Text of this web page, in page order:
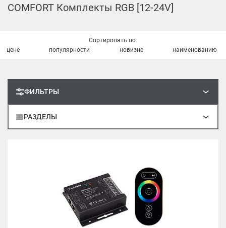
COMFORT Комплекты RGB [12-24V]
РАЗДЕЛЫ
ФИЛЬТРЫ
Сортировать по:
цене
популярности новизне наименованию